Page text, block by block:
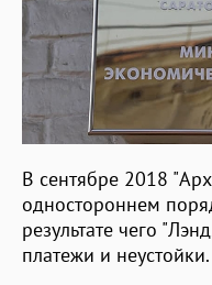
В сентябре 2018
одностороннем
результате чего
платежи и неустойки.